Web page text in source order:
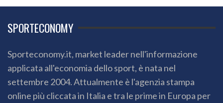
SPORTECONOMY
Sporteconomy.it, market leader nell'informazione
applicata all'economia dello sport, è nata nel
settembre 2004. Attualmente è l'agenzia stampa
online più cliccata in Italia e tra le prime in Europa per